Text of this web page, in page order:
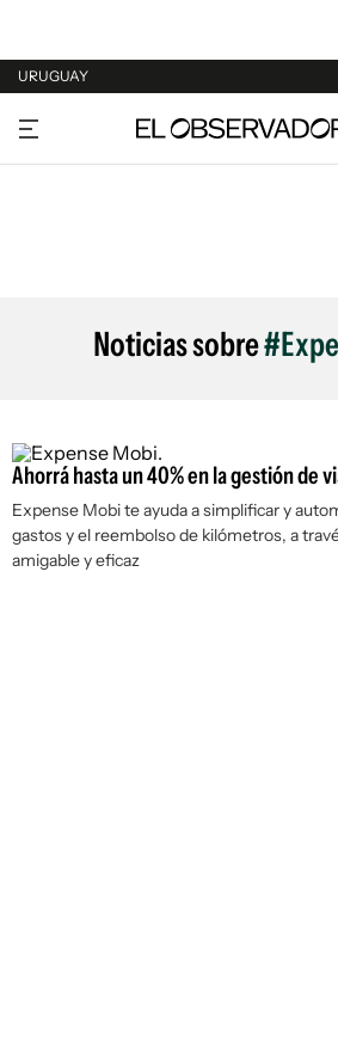
URUGUAY
URUGUAY
ARGENTINA
Noticias sobre
Ahorrá hasta un 40% en la gestión de
Expense Mobi te ayuda a simplificar y
gastos y el reembolso de kilómetros, a
amigable y eficaz